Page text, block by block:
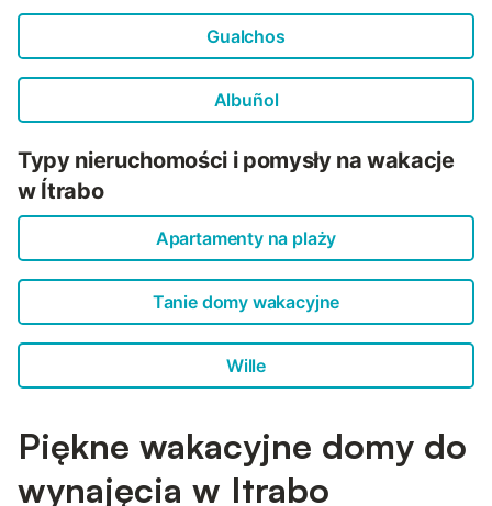
Gualchos
Albuñol
Typy nieruchomości i pomysły na wakacje
w Ítrabo
Apartamenty na plaży
Tanie domy wakacyjne
Wille
Piękne wakacyjne domy do
wynajęcia w Itrabo